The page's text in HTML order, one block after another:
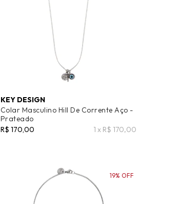
KEY DESIGN
Colar Masculino Hill De Corrente Aço -
Prateado
R$ 170,00
1 x R$ 170,00
19% OFF